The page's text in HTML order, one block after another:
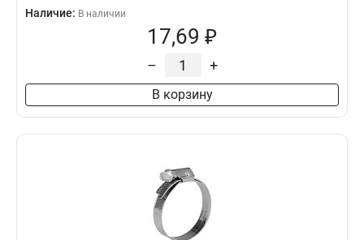
Наличие: В наличии
17,69 ₽
– +
В корзину